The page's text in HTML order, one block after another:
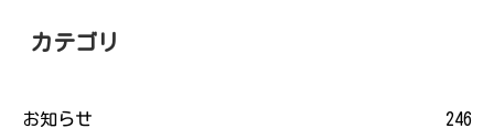
カテゴリ
お知らせ 246